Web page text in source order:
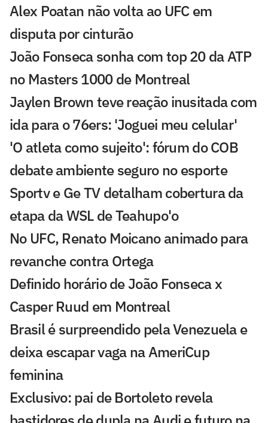
Alex Poatan não volta ao UFC em
disputa por cinturão
João Fonseca sonha com top 20 da ATP
no Masters 1000 de Montreal
Jaylen Brown teve reação inusitada com
ida para o 76ers: 'Joguei meu celular'
'O atleta como sujeito': fórum do COB
debate ambiente seguro no esporte
Sportv e Ge TV detalham cobertura da
etapa da WSL de Teahupo'o
No UFC, Renato Moicano animado para
revanche contra Ortega
Definido horário de João Fonseca x
Casper Ruud em Montreal
Brasil é surpreendido pela Venezuela e
deixa escapar vaga na AmeriCup
feminina
Exclusivo: pai de Bortoleto revela